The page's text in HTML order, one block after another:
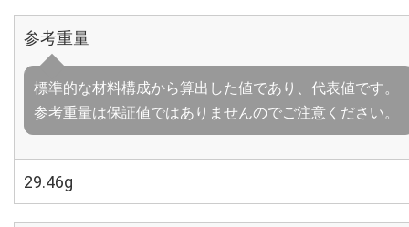
参考重量
標準的な材料構成から算出した値であり、代表値です。
参考重量は保証値ではありませんのでご注意ください。
29.46g